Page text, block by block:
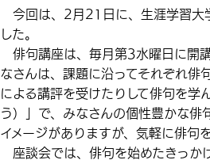
今回は、2月21日に、生涯学習大
した。
俳句講座は、毎月第3水曜日に開
なさんは、課題に沿ってそれぞれ俳
による講評を受けたりして俳句を学
う）」で、みなさんの個性豊かな俳
イメージがありますが、気軽に俳句
座談会では、俳句を始めたきっか